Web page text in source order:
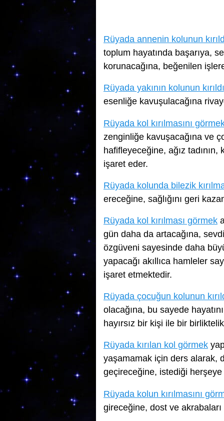
Rüyada annenin kolunun
toplum hayatında başarıya,
korunacağına, beğenilen
Rüyada yakının kolunun
esenliğe kavuşulacağına
Rüyada kol kırılmasını
zenginliğe kavuşacağına ve
hafifleyeceğine, ağız
işaret eder.
Rüyada kolunda bilezik
ereceğine, sağlığını geri
Rüyada kol kırılması görmek
gün daha da artacağına,
özgüveni sayesinde daha
yapacağı akıllıca hamleler
işaret etmektedir.
Rüyada çocuğun kolunun
olacağına, bu sayede
hayırsız bir kişi ile bir
Rüyada kırılan kol görmek
yaşamamak için ders alarak,
geçireceğine, istediği
Rüyada kolun kırılmasını
gireceğine, dost ve